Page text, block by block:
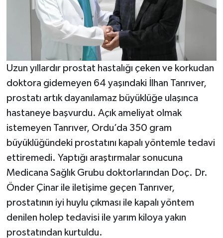
Uzun yıllardır prostat hastalığı çeken ve korkudan
doktora gidemeyen 64 yaşındaki İlhan Tanrıver,
prostatı artık dayanılamaz büyüklüğe ulaşınca
hastaneye başvurdu. Açık ameliyat olmak
istemeyen Tanrıver, Ordu’da 350 gram
büyüklüğündeki prostatını kapalı yöntemle tedavi
ettiremedi. Yaptığı araştırmalar sonucuna
Medicana Sağlık Grubu doktorlarından Doç. Dr.
Önder Çinar ile iletişime geçen Tanrıver,
prostatının iyi huylu çıkması ile kapalı yöntem
denilen holep tedavisi ile yarım kiloya yakın
prostatından kurtuldu.